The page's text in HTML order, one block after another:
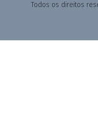
Todos os direitos